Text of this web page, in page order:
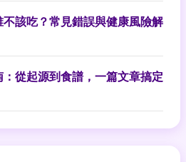
該吃？常見錯誤與健康風險解
從起源到食譜，一篇文章搞定